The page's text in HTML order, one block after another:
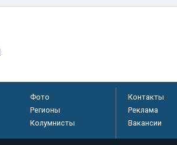
Фото
Регионы
Колумнисты
Контакты
Реклама
Вакансии